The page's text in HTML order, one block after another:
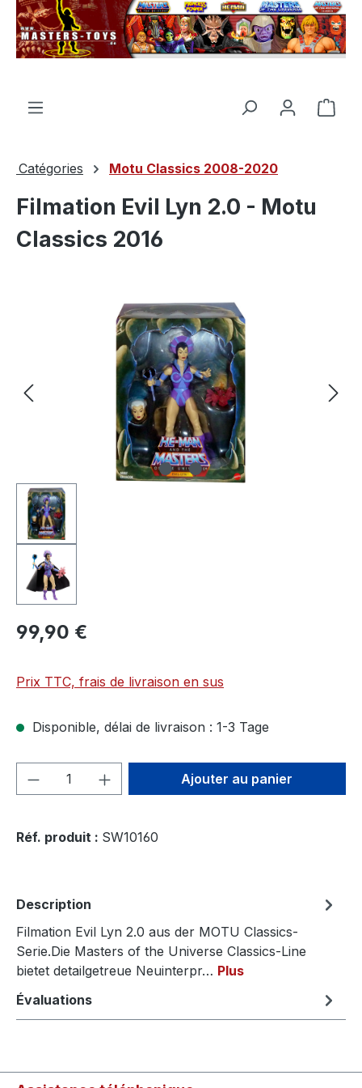
principal
Le
Catégories Motu Classics 2008-2020
Filmation Evil Lyn 2.0 - Motu
Classics 2016
Ignorer la galerie d'images
99,90 €
Prix TTC, frais de livraison en sus
Disponible, délai de livraison : 1-3 Tage
Quantité de produit : Entrez la
Ajouter au panier
Réf. produit : SW10160
Description
Filmation Evil Lyn 2.0 aus der MOTU Classics-
Serie.Die Masters of the Universe Classics-Line
bietet detailgetreue Neuinterpr… Plus
Évaluations